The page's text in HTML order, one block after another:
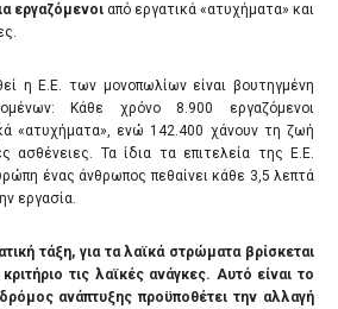
εργαζόμενοι από εργατικά «ατυχήματα» και
η Ε.Ε. των μονοπωλίων είναι βουτηγμένη
Κάθε χρόνο 8.900 εργαζόμενοι
«ατυχήματα», ενώ 142.400 χάνουν τη ζωή
ασθένειες. Τα ίδια τα επιτελεία της Ε.Ε.
ένας άνθρωπος πεθαίνει κάθε 3,5 λεπτά
εργασία.
τάξη, για τα λαϊκά στρώματα βρίσκεται
τις λαϊκές ανάγκες. Αυτό είναι το
ανάπτυξης προϋποθέτει την αλλαγή